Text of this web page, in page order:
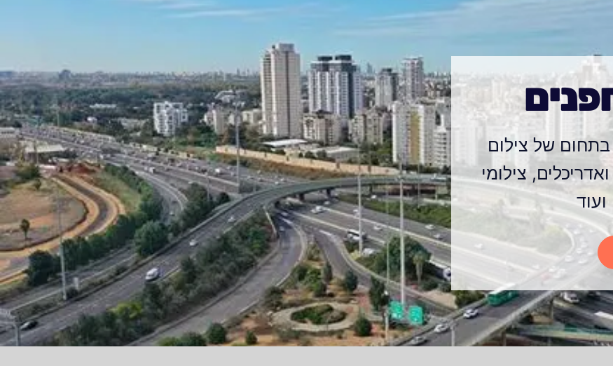
של צילום
צילומי